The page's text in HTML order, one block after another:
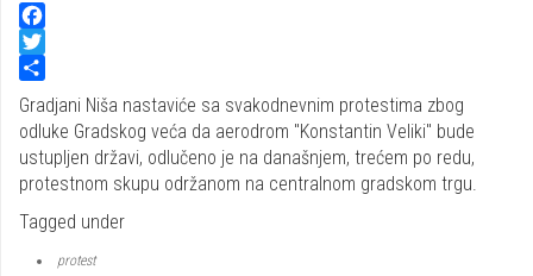
Facebook
Twitter
Share
Gradjani Niša nastaviće sa svakodnevnim protestima zbog
odluke Gradskog veća da aerodrom "Konstantin Veliki" bude
ustupljen državi, odlučeno je na današnjem, trećem po redu,
protestnom skupu održanom na centralnom gradskom trgu.
Tagged under
protest